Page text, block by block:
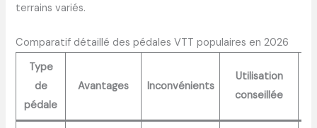
terrains variés.
Comparatif détaillé des pédales VTT populaires en 2026
Type
de
pédale
Avantages Inconvénients
Utilisation
conseillée